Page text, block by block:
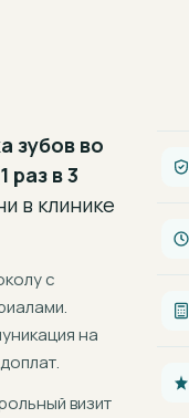
зубов во
раз в 3
в клинике
с
на
визит